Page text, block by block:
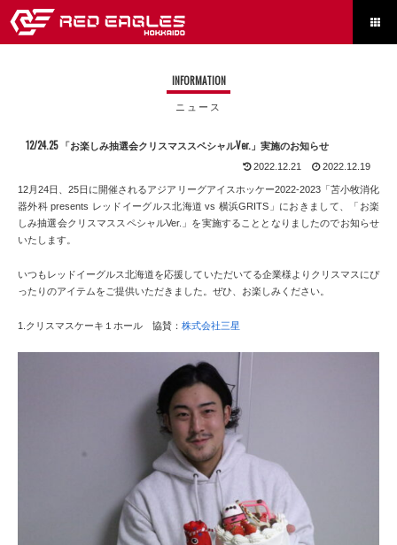

INFORMATION
ニュース
12/24.25 「お楽しみ抽選会クリスマススペシャルVer.」実施のお知らせ
2022.12.21 2022.12.19
12月24日、25日に開催されるアジアリーグアイスホッケー2022-2023「苫小牧消化
器外科 presents レッドイーグルス北海道 vs 横浜GRITS」におきまして、「お楽
しみ抽選会クリスマススペシャルVer.」を実施することとなりましたのでお知らせ
いたします。
いつもレッドイーグルス北海道を応援していただいてる企業様よりクリスマスにぴ
ったりのアイテムをご提供いただきました。ぜひ、お楽しみください。
1.クリスマスケーキ１ホール 協賛： 株式会社三星